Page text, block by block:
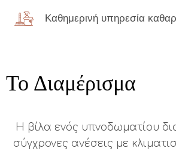
Καθημερινή υπηρεσία
Το Διαμέρισμα
Η βίλα ενός υπνοδωματίου
σύγχρονες ανέσεις με